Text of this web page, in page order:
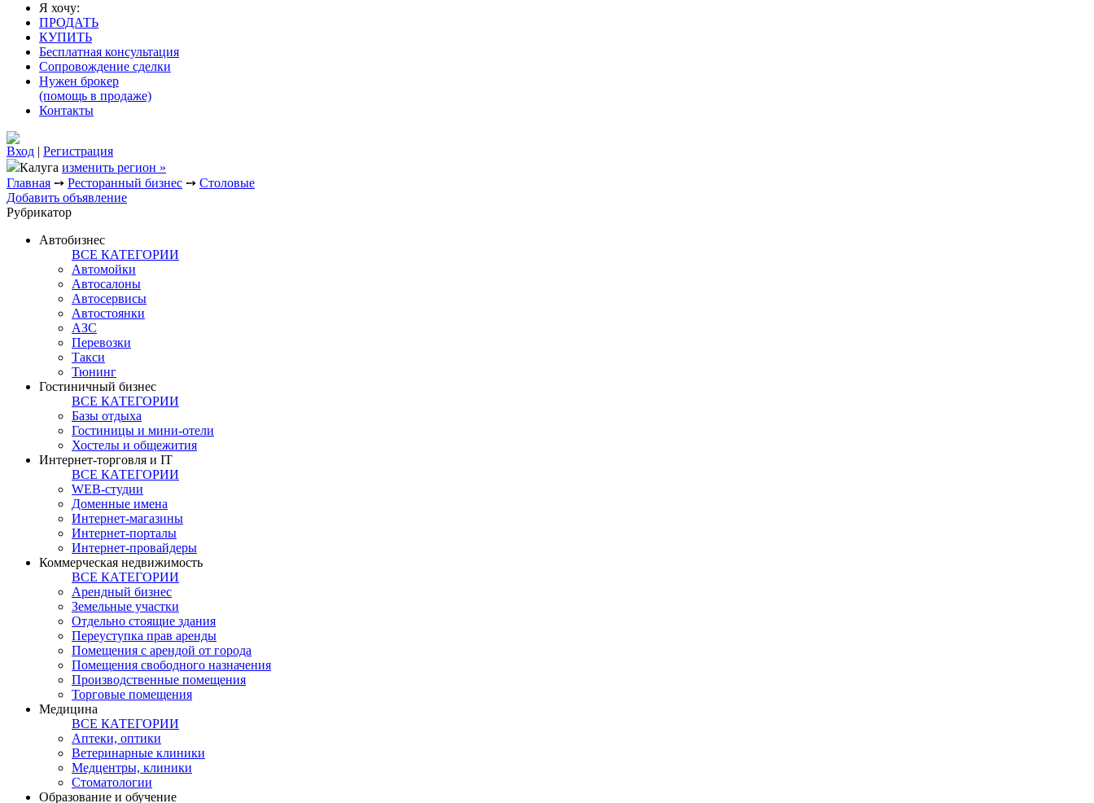
Я хочу:
ПРОДАТЬ
КУПИТЬ
Бесплатная консультация
Сопровождение сделки
Нужен брокер
(помощь в продаже)
Контакты
Вход | Регистрация
Калуга изменить регион »
Главная ➙ Ресторанный бизнес ➙ Столовые
Добавить объявление
Рубрикатор
Автобизнес
ВСЕ КАТЕГОРИИ
Автомойки
Автосалоны
Автосервисы
Автостоянки
АЗС
Перевозки
Такси
Тюнинг
Гостиничный бизнес
ВСЕ КАТЕГОРИИ
Базы отдыха
Гостиницы и мини-отели
Хостелы и общежития
Интернет-торговля и IT
ВСЕ КАТЕГОРИИ
WEB-студии
Доменные имена
Интернет-магазины
Интернет-порталы
Интернет-провайдеры
Коммерческая недвижимость
ВСЕ КАТЕГОРИИ
Арендный бизнес
Земельные участки
Отдельно стоящие здания
Переуступка прав аренды
Помещения с арендой от города
Помещения свободного назначения
Производственные помещения
Торговые помещения
Медицина
ВСЕ КАТЕГОРИИ
Аптеки, оптики
Ветеринарные клиники
Медцентры, клиники
Стоматологии
Образование и обучение